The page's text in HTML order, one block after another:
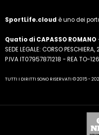
SportLife.cloud è uno dei
Quatio di CAPASSO ROMANO
SEDE LEGALE: CORSO
P.IVA IT07957871218 - REA TO-
TUTTI I DIRITTI SONO RISERVATI © 2015 -